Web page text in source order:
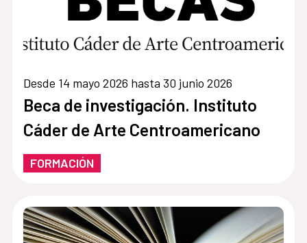
Desde 14 mayo 2026 hasta 30 junio 2026
Beca de investigación. Instituto
Cáder de Arte Centroamericano
FORMACIÓN